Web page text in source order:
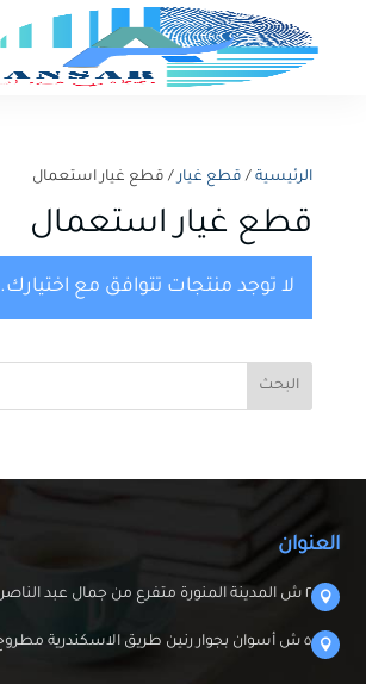
الرئيسية/ قطع غيار/ قطع غيار استعمال
قطع غيار استعمال
لا توجد منتجات تتوافق مع اختيارك.
البحث
العنوان
 ٢ ش المدينة المنورة متفرع من جمال عبد الناصر- فرع العصافرة
 ٥ ش أسوان بجوار رنين طريق الاسكندرية مطروح - فرع العجمي